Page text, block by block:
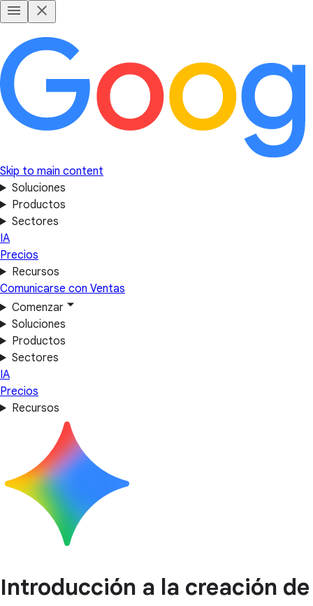
Skip to main content
Soluciones
Productos
Sectores
IA
Precios
Recursos
Comunicarse con Ventas
Comenzar
Soluciones
Productos
Sectores
IA
Precios
Recursos
Introducción a la creación de